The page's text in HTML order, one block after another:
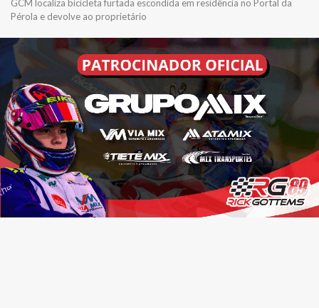
GCM localiza bicicleta furtada escondida em residência no Portal da
Pérola e devolve ao proprietário